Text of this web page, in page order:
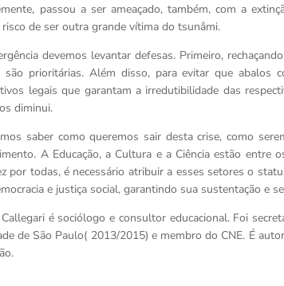
passou a ser ameaçado, também, com a
de ser outra grande vítima do tsunâmi.
devemos levantar defesas. Primeiro,
são prioritárias. Além disso, para evitar que abalos
legais que garantam a irredutibilidade das
diminui.
saber como queremos sair desta crise, como
A Educação, a Cultura e a Ciência estão
por todas, é necessário atribuir a esses setores o
e justiça social, garantindo sua sustentação e
é sociólogo e consultor educacional. Foi
de São Paulo( 2013/2015) e membro do CNE. É